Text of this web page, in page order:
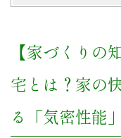
【家づくりの
宅とは？家の
る「気密性能